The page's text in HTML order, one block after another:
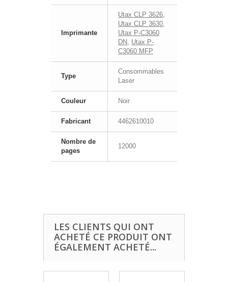
Imprimante
Utax CLP 3626,
Utax CLP 3630,
Utax P-C3060
DN, Utax P-
C3060 MFP
Type
Consommables
Laser
Couleur Noir
Fabricant 4462610010
Nombre de
pages
12000
LES CLIENTS QUI ONT
ACHETÉ CE PRODUIT ONT
ÉGALEMENT ACHETÉ...